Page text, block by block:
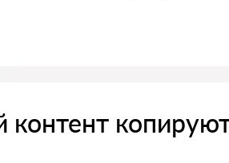
контент